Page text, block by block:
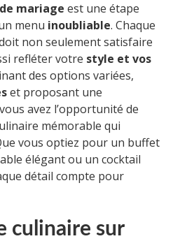
mariage est une étape
menu inoubliable. Chaque
non seulement satisfaire
refléter votre style et vos
des options variées,
et proposant une
avez l’opportunité de
mémorable qui
vous optiez pour un buffet
élégant ou un cocktail
détail compte pour
culinaire sur